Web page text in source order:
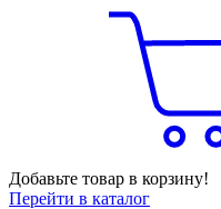
Добавьте товар в корзину!
Перейти в каталог